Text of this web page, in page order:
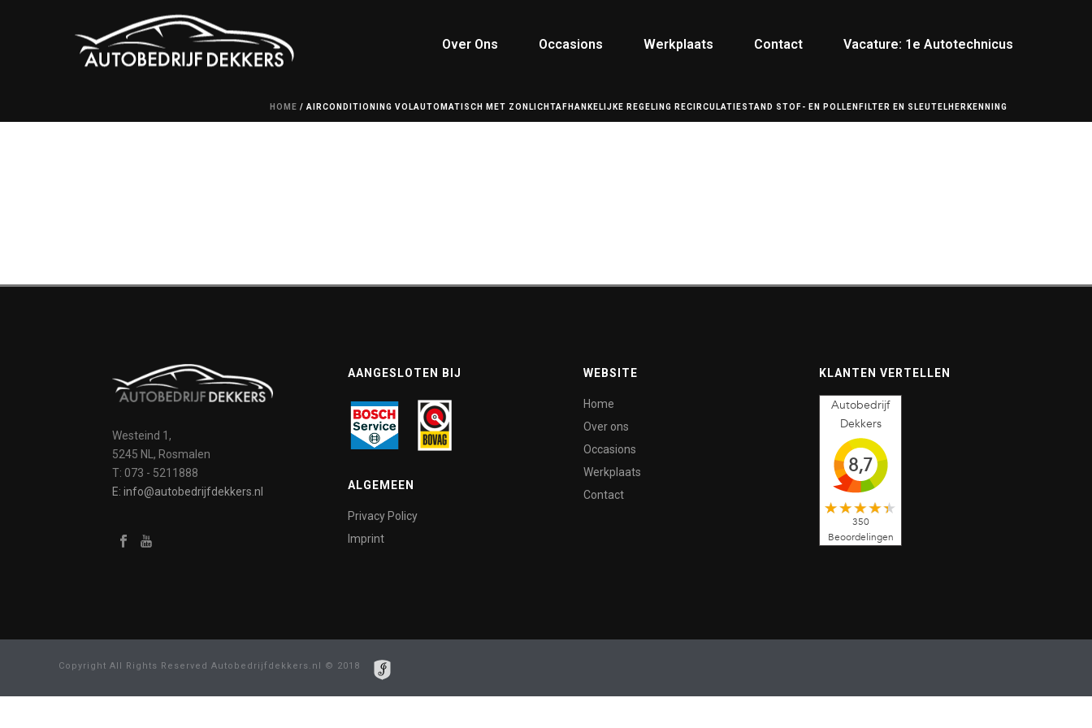
Over Ons Occasions Werkplaats Contact Vacature: 1e Autotechnicus
HOME / AIRCONDITIONING VOLAUTOMATISCH MET ZONLICHTAFHANKELIJKE REGELING RECIRCULATIESTAND STOF- EN POLLENFILTER EN SLEUTELHERKENNING
Westeind 1,
5245 NL, Rosmalen
T: 073 - 5211888
E: info@autobedrijfdekkers.nl
AANGESLOTEN BIJ
ALGEMEEN
Privacy Policy
Imprint
WEBSITE
Home
Over ons
Occasions
Werkplaats
Contact
KLANTEN VERTELLEN
Autobedrijf
Dekkers
8,7
350
Beoordelingen
Copyright All Rights Reserved Autobedrijfdekkers.nl © 2018